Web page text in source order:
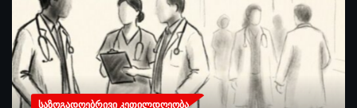
ᲡᲐᲖᲝᲒᲐᲓᲝᲔᲑᲠᲘᲕᲘ ᲙᲔᲗᲘᲚᲓᲦᲔᲝᲑᲐ